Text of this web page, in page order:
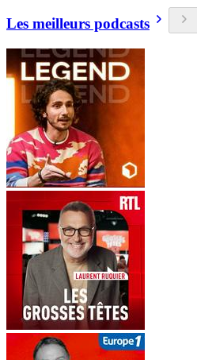
Les meilleurs podcasts